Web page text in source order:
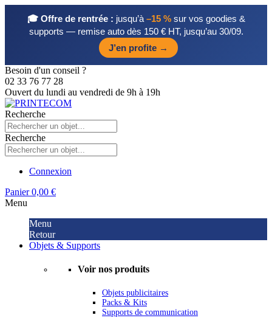
🎓 Offre de rentrée : jusqu’à –15 %sur vos goodies &
supports — remise auto dès 150 € HT, jusqu’au 30/09.
J’en profite →
Besoin d'un conseil ?
02 33 76 77 28
Ouvert du lundi au vendredi de 9h à 19h
Recherche
Recherche
Connexion
Panier 0,00 €
Menu
Menu
Retour
Objets & Supports
Voir nos produits
Objets publicitaires
Packs & Kits
Supports de communication